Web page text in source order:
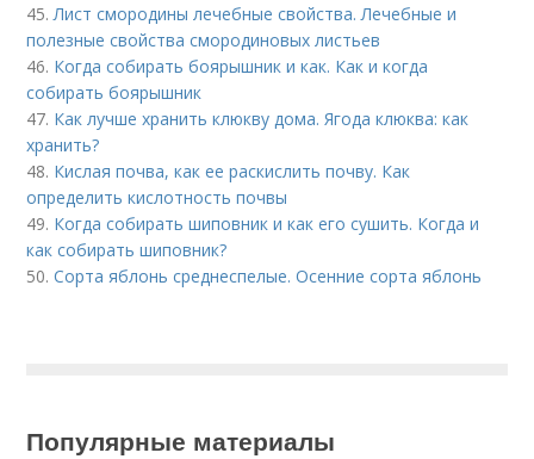
45.Лист смородины лечебные свойства. Лечебные и
полезные свойства смородиновых листьев
46. Когда собирать боярышник и как. Как и когда
собирать боярышник
47. Как лучше хранить клюкву дома. Ягода клюква: как
хранить?
48. Кислая почва, как ее раскислить почву. Как
определить кислотность почвы
49. Когда собирать шиповник и как его сушить. Когда и
как собирать шиповник?
50.Сорта яблонь среднеспелые. Осенние сорта яблонь
Популярные материалы